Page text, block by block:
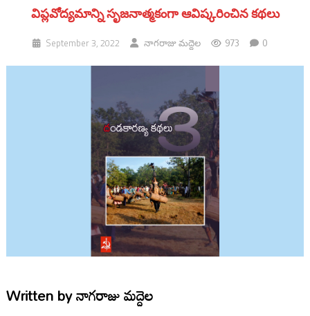
విప్లవోద్యమాన్ని సృజనాత్మకంగా ఆవిష్కరించిన కథలు
September 3, 2022 నాగరాజు మద్దెల 973 0
Written byనాగరాజు మద్దెల